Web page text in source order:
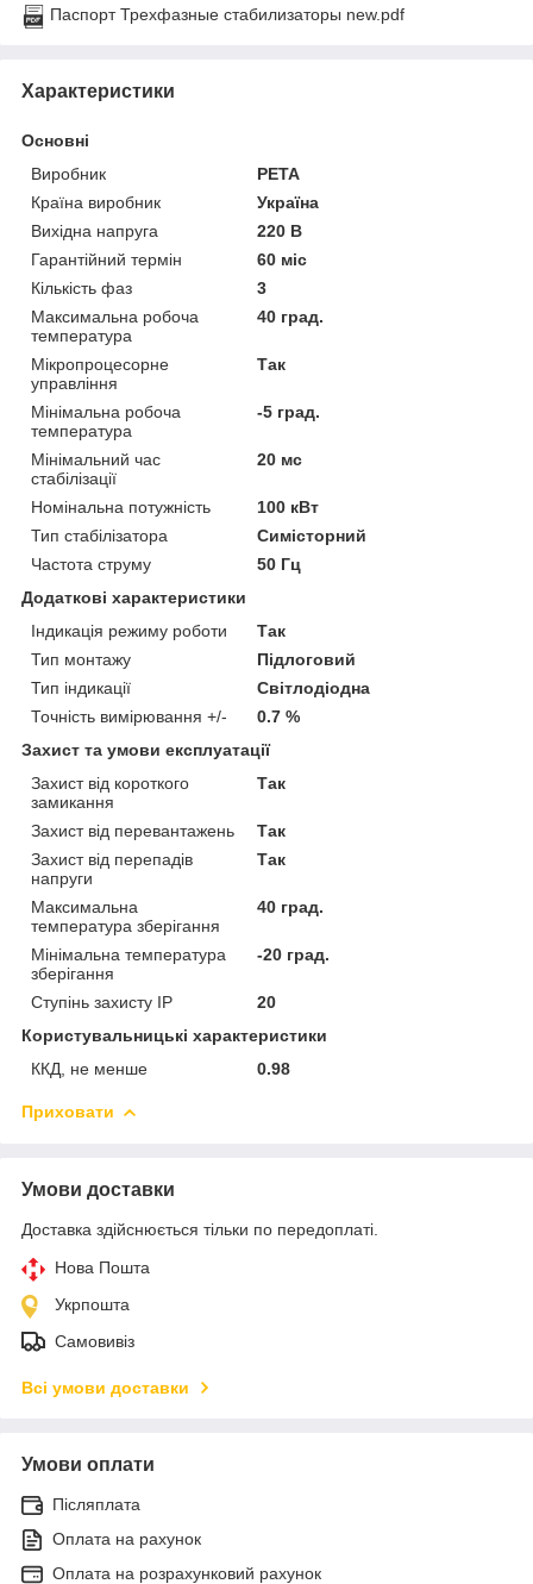
Паспорт Трехфазные стабилизаторы new.pdf
Характеристики
Основні
Виробник
РЕТА
Країна виробник
Україна
Вихідна напруга
220 В
Гарантійний термін
60 міс
Кількість фаз
3
Максимальна робоча
температура
40 град.
Мікропроцесорне
управління
Так
Мінімальна робоча
температура
-5 град.
Мінімальний час
стабілізації
20 мс
Номінальна потужність
100 кВт
Тип стабілізатора
Симісторний
Частота струму
50 Гц
Додаткові характеристики
Індикація режиму роботи
Так
Тип монтажу
Підлоговий
Тип індикації
Світлодіодна
Точність вимірювання +/-
0.7 %
Захист та умови експлуатації
Захист від короткого
замикання
Так
Захист від перевантажень
Так
Захист від перепадів
напруги
Так
Максимальна
температура зберігання
40 град.
Мінімальна температура
зберігання
-20 град.
Ступінь захисту IP
20
Користувальницькі характеристики
ККД, не менше
0.98
Приховати
Умови доставки
Доставка здійснюється тільки по передоплаті.
Нова Пошта
Укрпошта
Самовивіз
Всі умови доставки
Умови оплати
Післяплата
Оплата на рахунок
Оплата на розрахунковий рахунок